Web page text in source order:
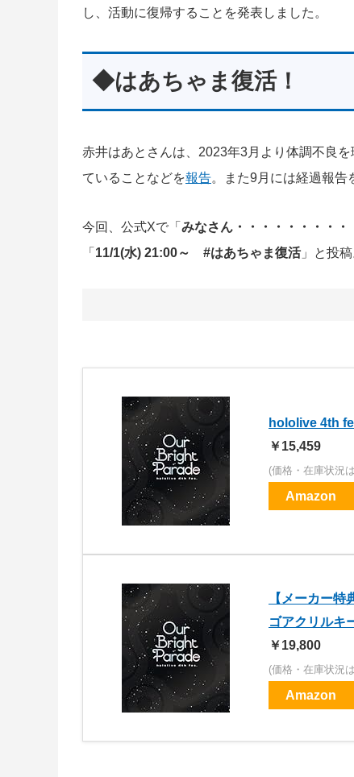
し、活動に復帰することを発表しました。
◆はあちゃま復活！
赤井はあとさんは、2023年3月より体調不良を
ていることなどを報告 。また9月には経過報告
今回、公式Xで「みなさん・・・・・・・・・
「11/1(水) 21:00～ #はあちゃま復活」と投
hololive 4th
￥15,459
(価格・在庫状況
Amazon
【メーカー
ゴアクリルキ
￥19,800
(価格・在庫状況
Amazon